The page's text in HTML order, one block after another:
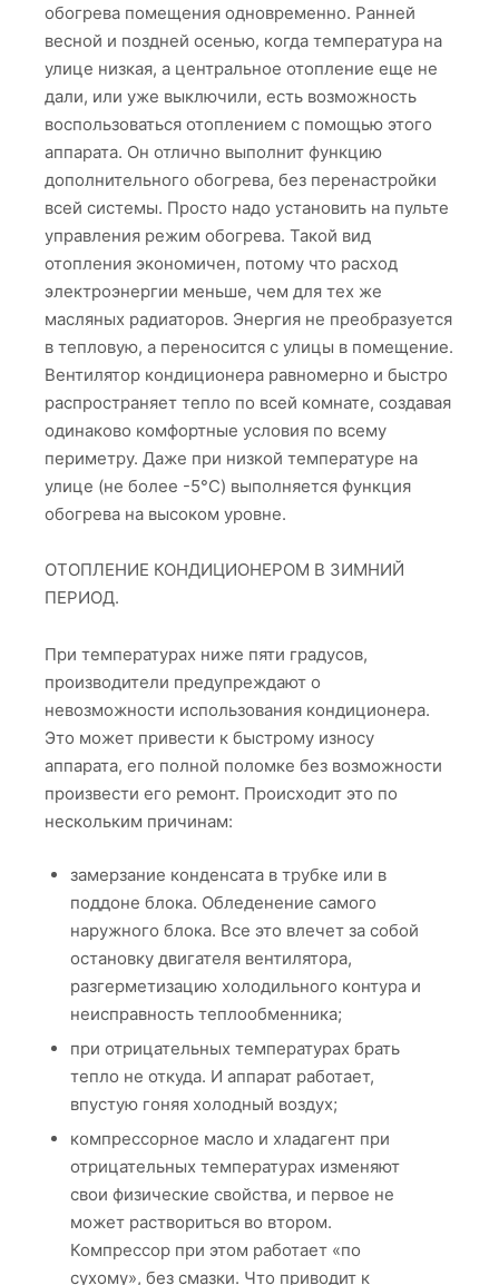
обогрева помещения одновременно. Ранней
весной и поздней осенью, когда температура на
улице низкая, а центральное отопление еще не
дали, или уже выключили, есть возможность
воспользоваться отоплением с помощью этого
аппарата. Он отлично выполнит функцию
дополнительного обогрева, без перенастройки
всей системы. Просто надо установить на пульте
управления режим обогрева. Такой вид
отопления экономичен, потому что расход
электроэнергии меньше, чем для тех же
масляных радиаторов. Энергия не преобразуется
в тепловую, а переносится с улицы в помещение.
Вентилятор кондиционера равномерно и быстро
распространяет тепло по всей комнате, создавая
одинаково комфортные условия по всему
периметру. Даже при низкой температуре на
улице (не более -5°C) выполняется функция
обогрева на высоком уровне.
ОТОПЛЕНИЕ КОНДИЦИОНЕРОМ В ЗИМНИЙ
ПЕРИОД.
При температурах ниже пяти градусов,
производители предупреждают о
невозможности использования кондиционера.
Это может привести к быстрому износу
аппарата, его полной поломке без возможности
произвести его ремонт. Происходит это по
нескольким причинам:
замерзание конденсата в трубке или в
поддоне блока. Обледенение самого
наружного блока. Все это влечет за собой
остановку двигателя вентилятора,
разгерметизацию холодильного контура и
неисправность теплообменника;
при отрицательных температурах брать
тепло не откуда. И аппарат работает,
впустую гоняя холодный воздух;
компрессорное масло и хладагент при
отрицательных температурах изменяют
свои физические свойства, и первое не
может раствориться во втором.
Компрессор при этом работает «по
сухому», без смазки. Что приводит к